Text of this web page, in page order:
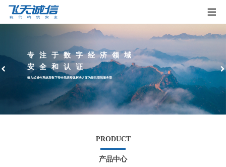
专注于数字经济领域
安全和认证
嵌入式操作系统及数字安全系统整体解决方案的提供商和服务商
PRODUCT
产品中心